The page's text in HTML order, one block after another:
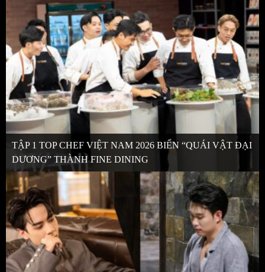
TẬP 1 TOP CHEF VIỆT NAM 2026 BIẾN “QUÁI VẬT ĐẠI
DƯƠNG” THÀNH FINE DINING